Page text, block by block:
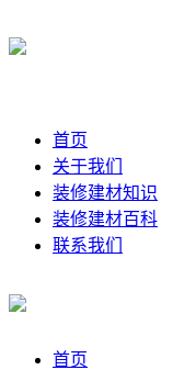
首页
关于我们
装修建材知识
装修建材百科
联系我们
首页